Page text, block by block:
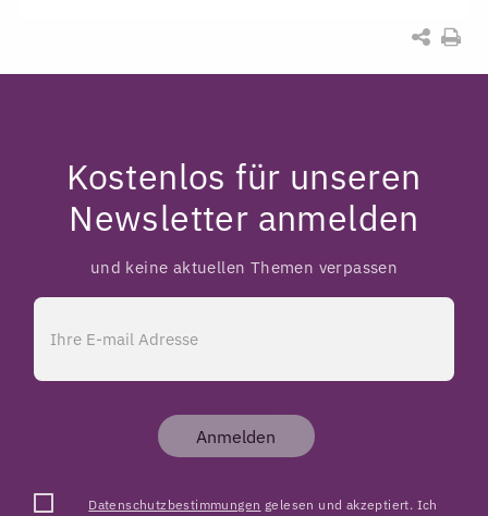
Kostenlos für unseren
Newsletter anmelden
und keine aktuellen Themen verpassen
Anmelden
Datenschutzbestimmungen gelesen und akzeptiert. Ich